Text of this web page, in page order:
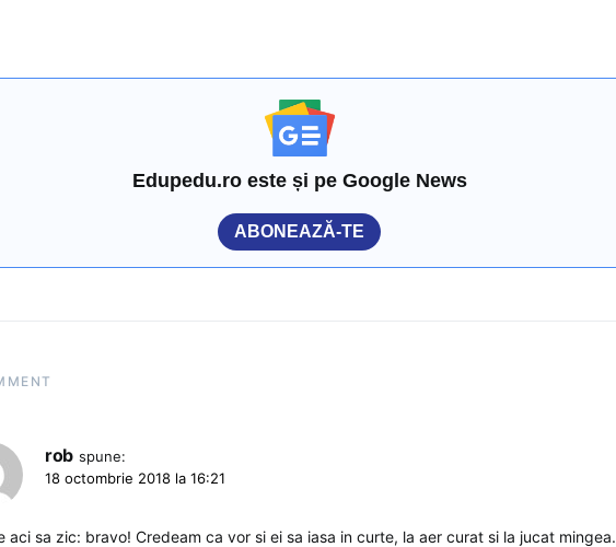
Edupedu.ro este și pe Google News
ABONEAZĂ-TE
rob spune:
18 octombrie 2018 la 16:21
aci sa zic: bravo! Credeam ca vor si ei sa iasa in curte, la aer curat si la jucat mingea.